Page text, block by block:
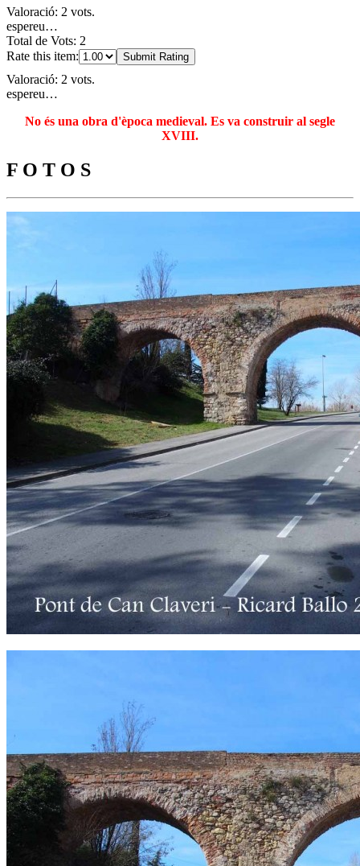
Valoració: 2 vots.
espereu…
Total de Vots: 2
Rate this item:
Submit Rating
Valoració: 2 vots.
espereu…
No és una obra d'època medieval. Es va construir al segle
XVIII.
F O T O S